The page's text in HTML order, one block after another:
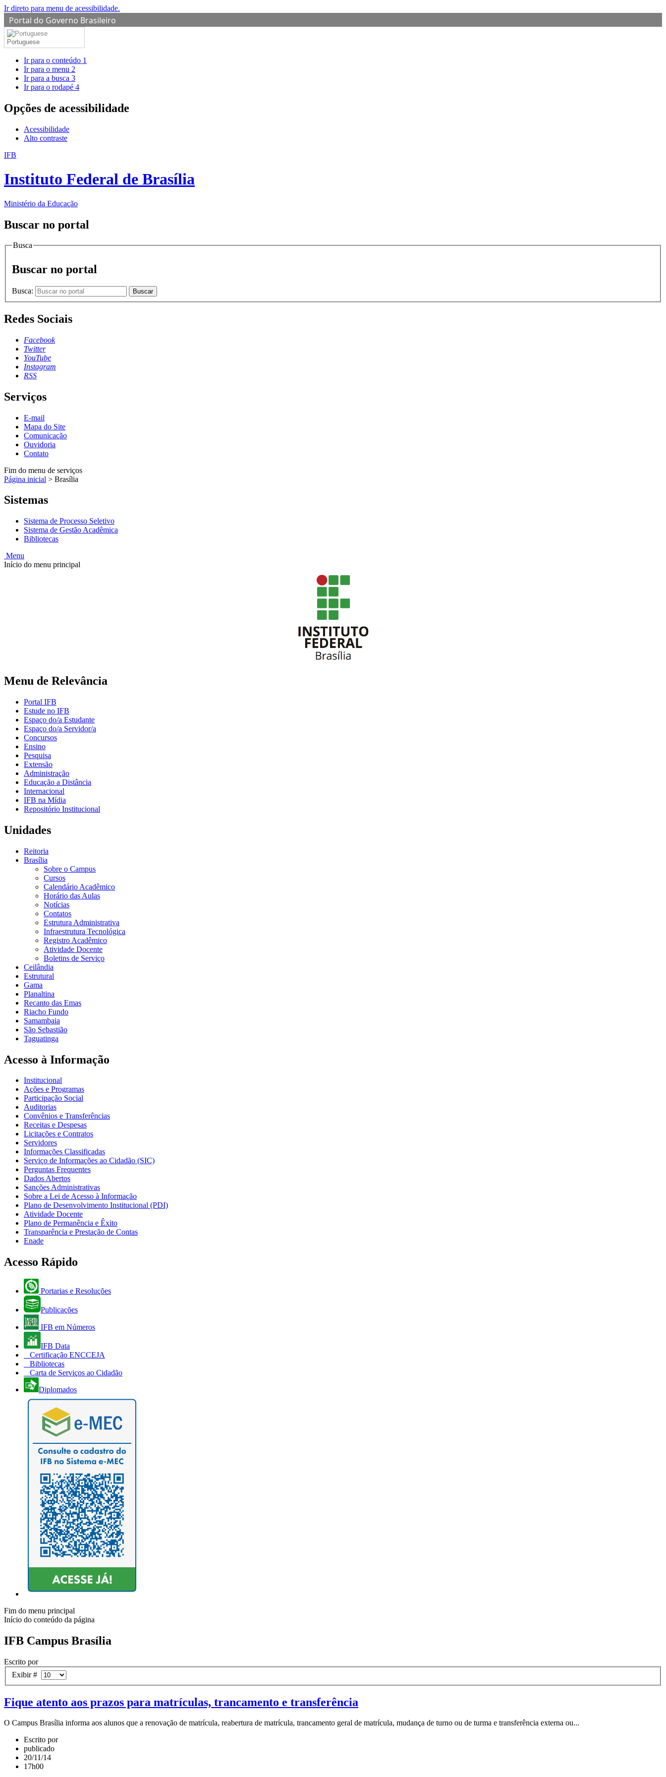
Ir direto para menu de acessibilidade.
Portal do Governo Brasileiro
Portuguese
Ir para o conteúdo 1
Ir para o menu 2
Ir para a busca 3
Ir para o rodapé 4
Opções de acessibilidade
Acessibilidade
Alto contraste
IFB
Instituto Federal de Brasília
Ministério da Educação
Buscar no portal
Busca
Buscar no portal
Busca: Buscar
Redes Sociais
Facebook
Twitter
YouTube
Instagram
RSS
Serviços
E-mail
Mapa do Site
Comunicação
Ouvidoria
Contato
Fim do menu de serviços
Página inicial > Brasília
Sistemas
Sistema de Processo Seletivo
Sistema de Gestão Acadêmica
Bibliotecas
Menu
Início do menu principal
Menu de Relevância
Portal IFB
Estude no IFB
Espaço do/a Estudante
Espaço do/a Servidor/a
Concursos
Ensino
Pesquisa
Extensão
Administração
Educação a Distância
Internacional
IFB na Mídia
Repositório Institucional
Unidades
Reitoria
Brasília
Sobre o Campus
Cursos
Calendário Acadêmico
Horário das Aulas
Notícias
Contatos
Estrutura Administrativa
Infraestrutura Tecnológica
Registro Acadêmico
Atividade Docente
Boletins de Serviço
Ceilândia
Estrutural
Gama
Planaltina
Recanto das Emas
Riacho Fundo
Samambaia
São Sebastião
Taguatinga
Acesso à Informação
Institucional
Ações e Programas
Participação Social
Auditorias
Convênios e Transferências
Receitas e Despesas
Licitações e Contratos
Servidores
Informações Classificadas
Serviço de Informações ao Cidadão (SIC)
Perguntas Frequentes
Dados Abertos
Sanções Administrativas
Sobre a Lei de Acesso à Informação
Plano de Desenvolvimento Institucional (PDI)
Atividade Docente
Plano de Permanência e Êxito
Transparência e Prestação de Contas
Enade
Acesso Rápido
Portarias e Resoluções
Publicações
IFB em Números
IFB Data
Certificação ENCCEJA
Bibliotecas
Carta de Serviços ao Cidadão
Diplomados
Fim do menu principal
Início do conteúdo da página
IFB Campus Brasília
Escrito por
Exibir #
Fique atento aos prazos para matrículas, trancamento e transferência
O Campus Brasília informa aos alunos que a renovação de matrícula, reabertura de matrícula, trancamento geral de matrícula, mudança de turno ou de turma e transferência externa ou...
Escrito por
publicado
20/11/14
17h00